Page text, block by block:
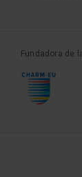
Fundadora de